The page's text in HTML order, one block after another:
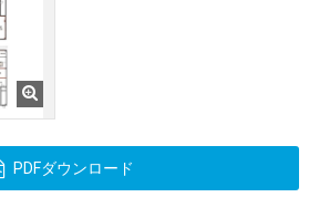
PDFダウンロード